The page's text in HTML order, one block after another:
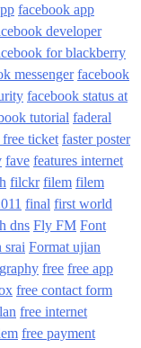
facebook app
developer
for blackberry
messenger facebook
facebook status at
tutorial faderal
free ticket faster poster
fave features internet
filckr filem filem
final first world
dns Fly FM Font
srai Format ujian
free free app
free contact form
free internet
free payment